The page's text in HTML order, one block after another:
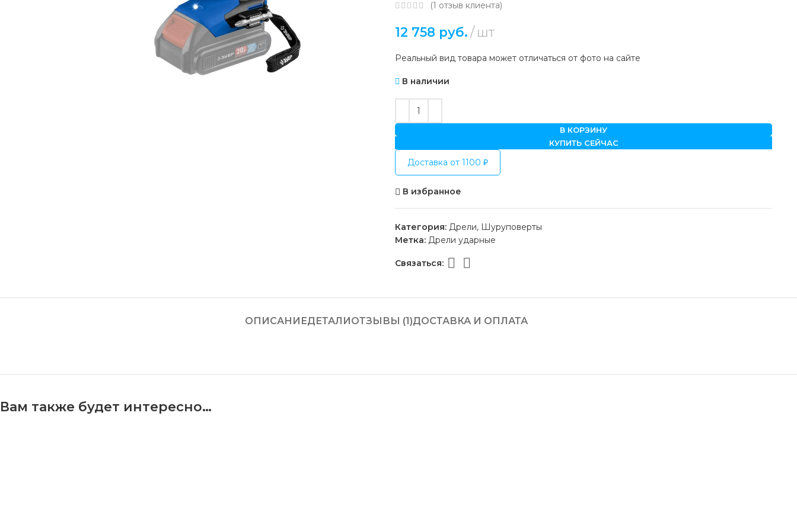
(1 отзыв клиента)
12 758 руб. шт
Реальный вид товара может отличаться от фото на сайте
В наличии
В КОРЗИНУ
КУПИТЬ СЕЙЧАС
Доставка от 1100 ₽
В избранное
Категория: Дрели, Шуруповерты
Метка: Дрели ударные
Связаться:
ОПИСАНИЕДЕТАЛИОТЗЫВЫ (1)ДОСТАВКА И ОПЛАТА
Вам также будет интересно…